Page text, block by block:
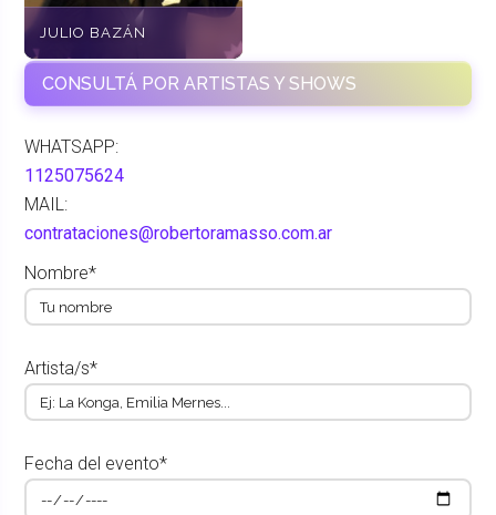
JULIO BAZÁN
CONSULTÁ POR ARTISTAS Y SHOWS
WHATSAPP:
1125075624
MAIL:
contrataciones@robertoramasso.com.ar
Nombre*
Artista/s*
Fecha del evento*